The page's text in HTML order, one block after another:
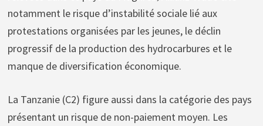
notamment le risque d’instabilité sociale lié aux
protestations organisées par les jeunes, le déclin
progressif de la production des hydrocarbures et le
manque de diversification économique.
La Tanzanie (C2) figure aussi dans la catégorie des pays
présentant un risque de non-paiement moyen. Les